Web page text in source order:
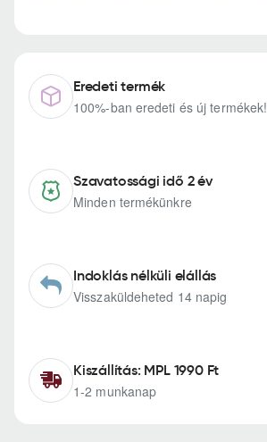
Eredeti termék
100%-ban eredeti és új termékek!
Szavatossági idő 2 év
Minden termékünkre
Indoklás nélküli elállás
Visszaküldeheted 14 napig
Kiszállítás: MPL 1990 Ft
1-2 munkanap